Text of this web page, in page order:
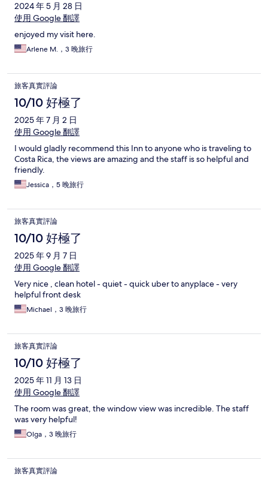
2024 年 5 月 28 日
使用 Google 翻譯
enjoyed my visit here.
Arlene M.，3 晚旅行
旅客真實評論
10/10 好極了
2025 年 7 月 2 日
使用 Google 翻譯
I would gladly recommend this Inn to anyone who is traveling to
Costa Rica, the views are amazing and the staff is so helpful and
friendly.
Jessica，5 晚旅行
旅客真實評論
10/10 好極了
2025 年 9 月 7 日
使用 Google 翻譯
Very nice , clean hotel - quiet - quick uber to anyplace - very
helpful front desk
Michael，3 晚旅行
旅客真實評論
10/10 好極了
2025 年 11 月 13 日
使用 Google 翻譯
The room was great, the window view was incredible. The staff
was very helpful!
Olga，3 晚旅行
旅客真實評論